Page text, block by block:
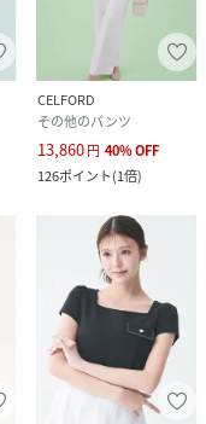
CELFORD
その他のパンツ
13,860円 40%OFF
126ポイント(1倍)